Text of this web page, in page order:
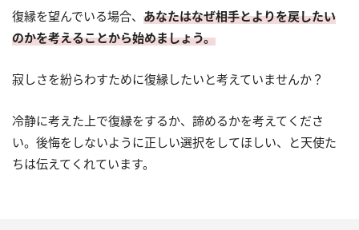
復縁を望んでいる場合、 あなたはなぜ相手とよりを戻したい
のかを考えることから始めましょう。
寂しさを紛らわすために復縁したいと考えていませんか？
冷静に考えた上で復縁をするか、諦めるかを考えてくださ
い。後悔をしないように正しい選択をしてほしい、と天使た
ちは伝えてくれています。